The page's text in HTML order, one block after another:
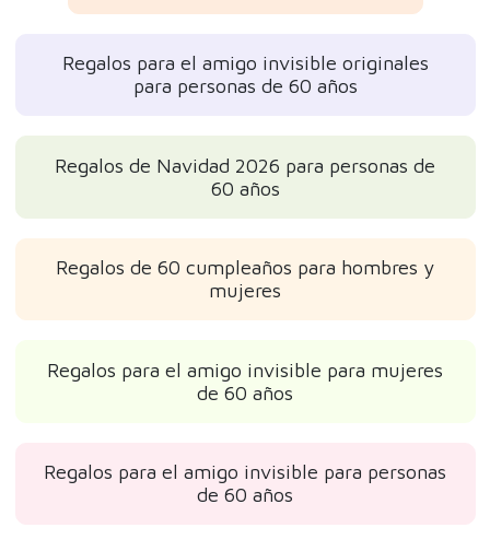
Regalos para el amigo invisible originales
para personas de 60 años
Regalos de Navidad 2026 para personas de
60 años
Regalos de 60 cumpleaños para hombres y
mujeres
Regalos para el amigo invisible para mujeres
de 60 años
Regalos para el amigo invisible para personas
de 60 años